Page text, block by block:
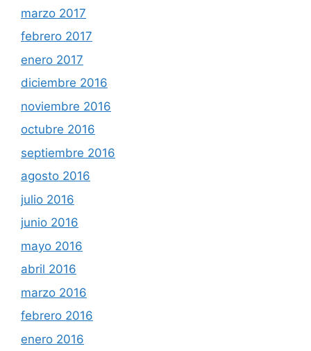
marzo 2017
febrero 2017
enero 2017
diciembre 2016
noviembre 2016
octubre 2016
septiembre 2016
agosto 2016
julio 2016
junio 2016
mayo 2016
abril 2016
marzo 2016
febrero 2016
enero 2016